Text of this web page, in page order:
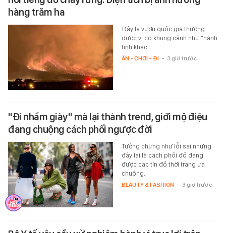
hàng trăm ha
Đây là vườn quốc gia thường
được ví có khung cảnh như “hành
tinh khác”.
ĂN - CHƠI - ĐI - 3 giờ trước
"Đi nhầm giày" mà lại thành trend, giới mộ điệu
đang chuộng cách phối ngược đời
Tưởng chừng như lỗi sai nhưng
đây lại là cách phối đồ đang
được các tín đồ thời trang ưa
chuộng.
BEAUTY & FASHION - 3 giờ trước